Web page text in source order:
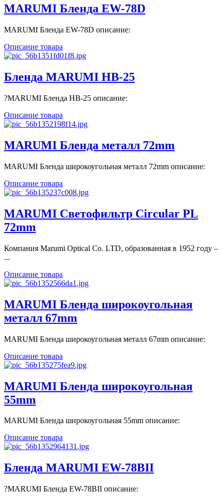
MARUMI Бленда EW-78D
MARUMI Бленда EW-78D описание:
Описание товара
Бленда MARUMI HB-25
?MARUMI Бленда HB-25 описание:
Описание товара
MARUMI Бленда металл 72mm
MARUMI Бленда широкоугольная металл 72mm описание:
Описание товара
MARUMI Светофильтр Circular PL
72mm
Компания Marumi Optical Co. LTD, образованная в 1952 году –
...
Описание товара
MARUMI Бленда широкоугольная
металл 67mm
MARUMI Бленда широкоугольная металл 67mm описание:
Описание товара
MARUMI Бленда широкоугольная
55mm
MARUMI Бленда широкоугольная 55mm описание:
Описание товара
Бленда MARUMI EW-78BII
?MARUMI Бленда EW-78BII описание: